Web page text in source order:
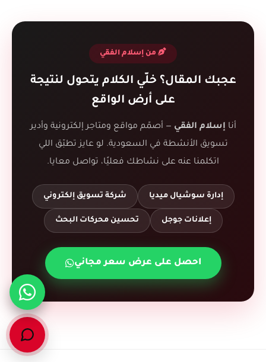
من إسلام الفقي
عجبك المقال؟ خلّي الكلام يتحول لنتيجة
على أرض الواقع
أنا إسلام الفقي — أصمّم مواقع ومتاجر إلكترونية وأدير
تسويق الأنشطة في السعودية. لو عايز تطبّق اللي
اتكلمنا عنه على نشاطك فعليًا، تواصل معايا.
إدارة سوشيال ميديا شركة تسويق إلكتروني
إعلانات جوجل تحسين محركات البحث
احصل على عرض سعر مجاني